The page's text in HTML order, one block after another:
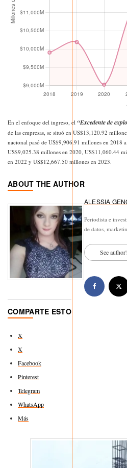
En el enfoque del ingreso, el “Excedente de
de las empresas, se situó en US$13,120.92
nacional pasó de US$9,906.91 millones en 2018
US$9,025.38 millones en 2020, US$11,060.44
en 2022 y US$12,667.50 millones en 2023.
ABOUT THE AUTHOR
ALESSIA
Periodista e
de datos,
See
COMPARTE ESTO
X
X
Facebook
Pinterest
Telegram
WhatsApp
Más